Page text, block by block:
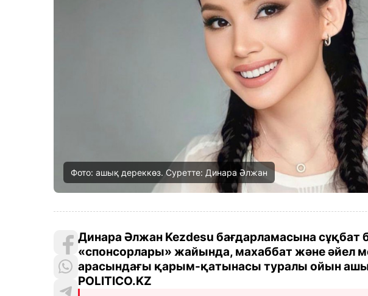
Фото: ашық дереккөз. Суретте: Динара Әлжан
Динара Әлжан Kezdesu бағдарламасына сұқбат
«спонсорлары» жайында, махаббат және әйел
арасындағы қарым-қатынасы туралы ойын
POLITICO.KZ